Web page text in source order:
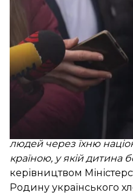
«Кажу це як батько,
людей через їхню
країною, у якій дитина
керівництвом
Родину українського